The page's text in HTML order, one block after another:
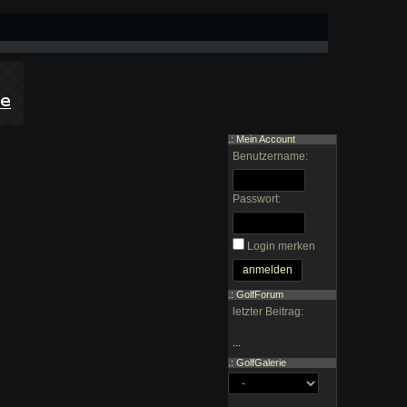
.: Mein Account
Benutzername:
Passwort:
Login merken
.: GolfForum
letzter Beitrag:
.: GolfGalerie